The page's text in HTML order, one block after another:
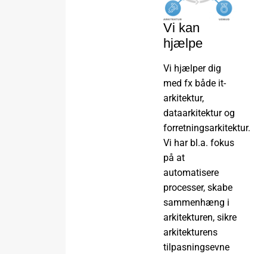
Vi kan
hjælpe
Vi hjælper dig
med fx både it-
arkitektur,
dataarkitektur og
forretningsarkitektur.
Vi har bl.a. fokus
på at
automatisere
processer, skabe
sammenhæng i
arkitekturen, sikre
arkitekturens
tilpasningsevne